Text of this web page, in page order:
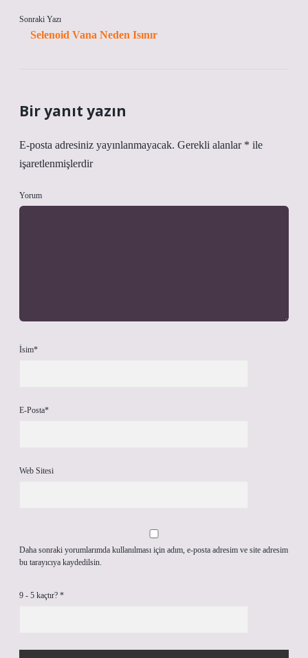
Sonraki Yazı
Selenoid Vana Neden Isınır
Bir yanıt yazın
E-posta adresiniz yayınlanmayacak. Gerekli alanlar * ile
işaretlenmişlerdir
Yorum
İsim*
E-Posta*
Web Sitesi
Daha sonraki yorumlarımda kullanılması için adım, e-posta adresim ve site adresim
bu tarayıcıya kaydedilsin.
9 - 5 kaçtır? *